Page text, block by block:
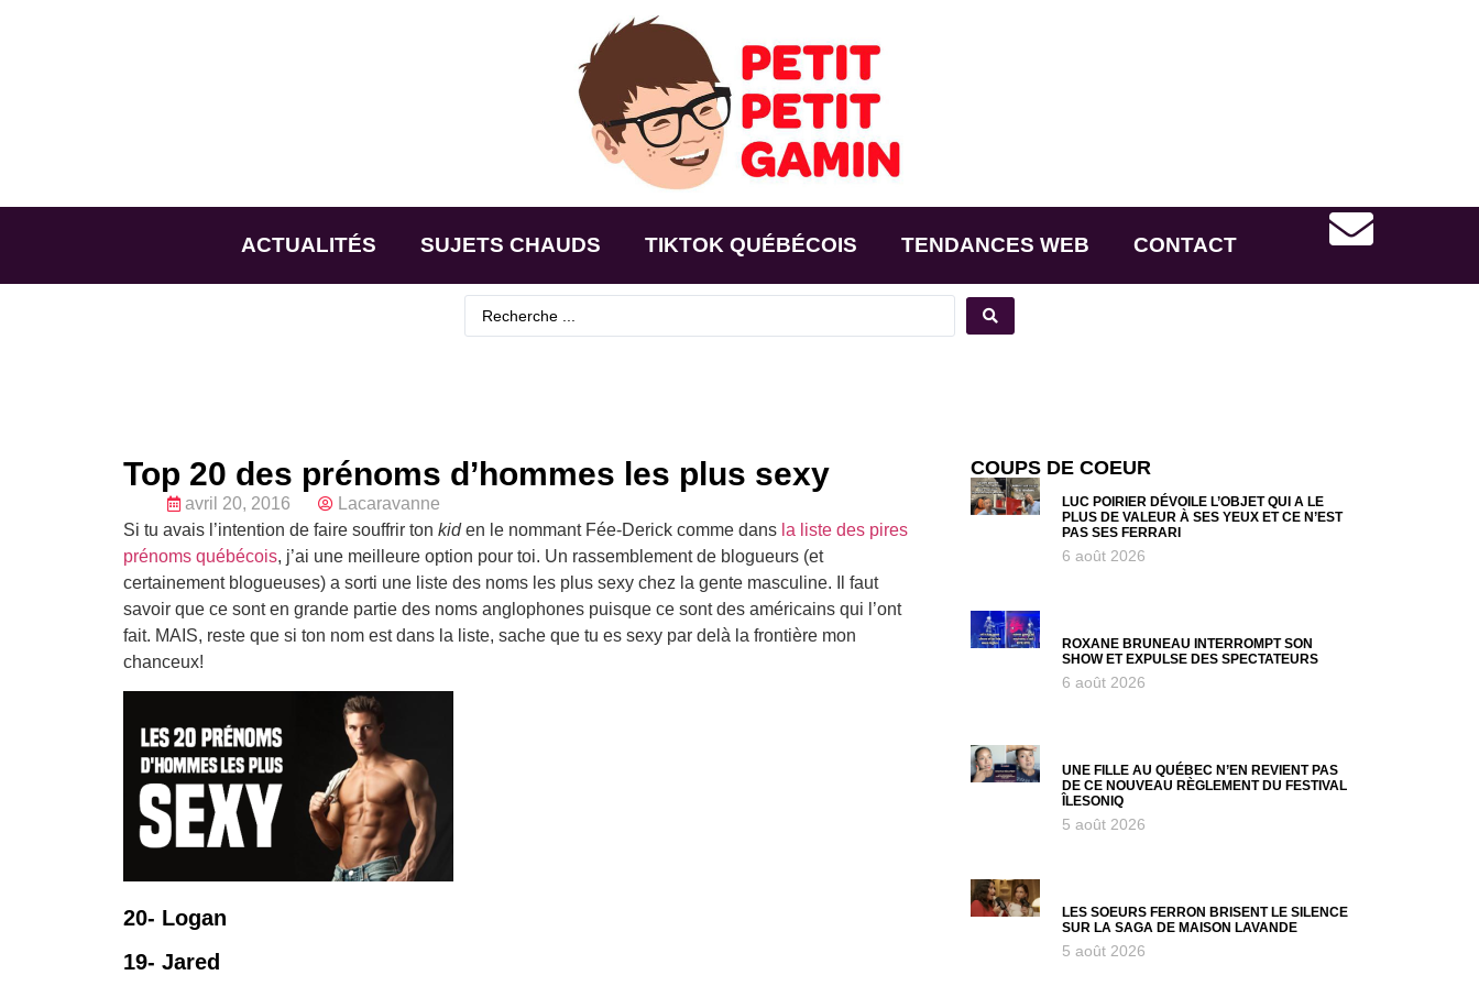
ACTUALITÉS SUJETS CHAUDS TIKTOK QUÉBÉCOIS TENDANCES WEB CONTACT
Top 20 des prénoms d’hommes les plus sexy
avril 20, 2016
Lacaravanne
Si tu avais l’intention de faire souffrir ton kiden le nommant Fée-Derick comme dans la liste des pires
prénoms québécois, j’ai une meilleure option pour toi. Un rassemblement de blogueurs (et
certainement blogueuses) a sorti une liste des noms les plus sexy chez la gente masculine. Il faut
savoir que ce sont en grande partie des noms anglophones puisque ce sont des américains qui l’ont
fait. MAIS, reste que si ton nom est dans la liste, sache que tu es sexy par delà la frontière mon
chanceux!
20- Logan
19- Jared
COUPS DE COEUR
LUC POIRIER DÉVOILE L’OBJET QUI A LE
PLUS DE VALEUR À SES YEUX ET CE N’EST
PAS SES FERRARI
6 août 2026
ROXANE BRUNEAU INTERROMPT SON
SHOW ET EXPULSE DES SPECTATEURS
6 août 2026
UNE FILLE AU QUÉBEC N’EN REVIENT PAS
DE CE NOUVEAU RÈGLEMENT DU FESTIVAL
ÎLESONIQ
5 août 2026
LES SOEURS FERRON BRISENT LE SILENCE
SUR LA SAGA DE MAISON LAVANDE
5 août 2026